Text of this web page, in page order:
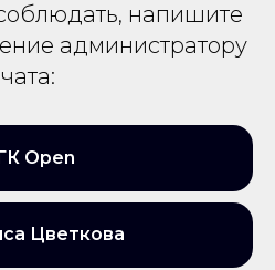
напишите
администратору
чата:
Open
Цветкова